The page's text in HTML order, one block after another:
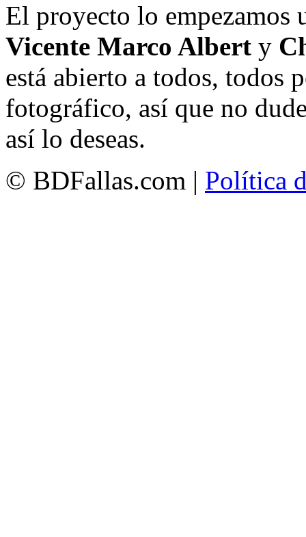
El proyecto lo empezamos
Vicente Marco Albert y
está abierto a todos, todos
fotográfico, así que no
así lo deseas.
© BDFallas.com | Política